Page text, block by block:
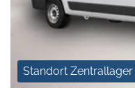
Standort Zentrallager